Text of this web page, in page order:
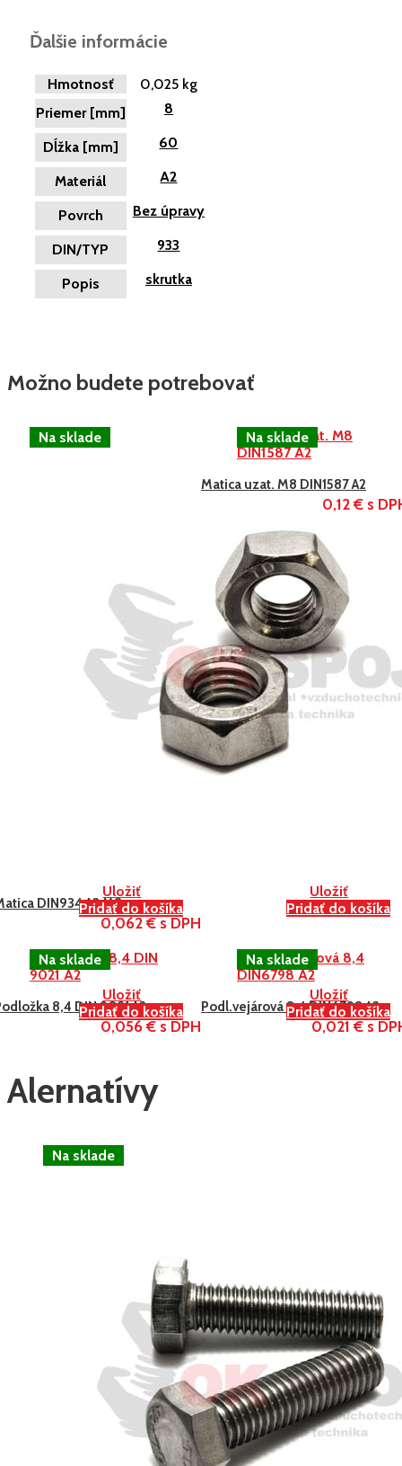
Ďalšie informácie
Hmotnosť
0,025 kg
Priemer [mm]
8
Dĺžka [mm] 60
Materiál A2
Povrch Bez úpravy
DIN/TYP 933
Popis skrutka
Možno budete potrebovať
Uložiť
Pridať do košíka
DIN934 A2 M8
0,062 € s DPH
Uložiť
Pridať do košíka
Matica uzat. M8 DIN1587 A2
0,12 € s
Uložiť
Pridať do košíka
8,4 DIN 9021 A2
0,056 € s DPH
Uložiť
Pridať do košíka
Podl.vejárová 8,4 DIN6798 A2
0,021 € s
Alernatívy